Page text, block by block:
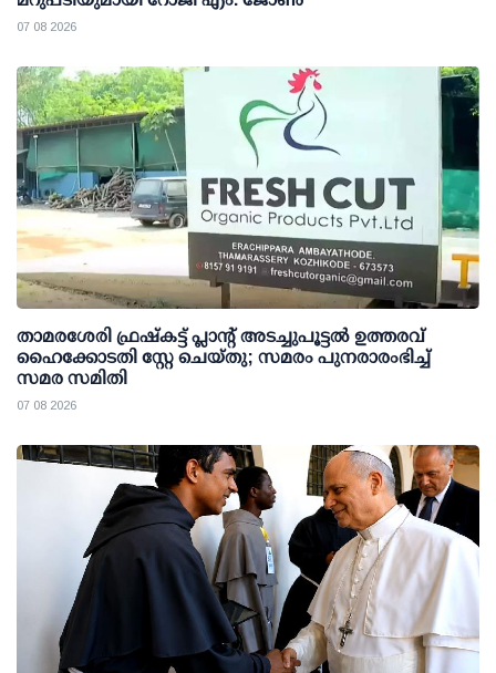
07 08 2026
താമരശേരി ഫ്രഷ്കട്ട് പ്ലാന്റ് അടച്ചുപൂട്ടൽ ഉത്തരവ്
ഹൈക്കോടതി സ്റ്റേ ചെയ്തു; സമരം പുനരാരംഭിച്ച്
സമര സമിതി
07 08 2026